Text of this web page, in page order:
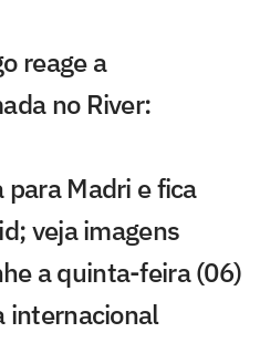
reage a
no River:
para Madri e fica
veja imagens
a quinta-feira (06)
internacional